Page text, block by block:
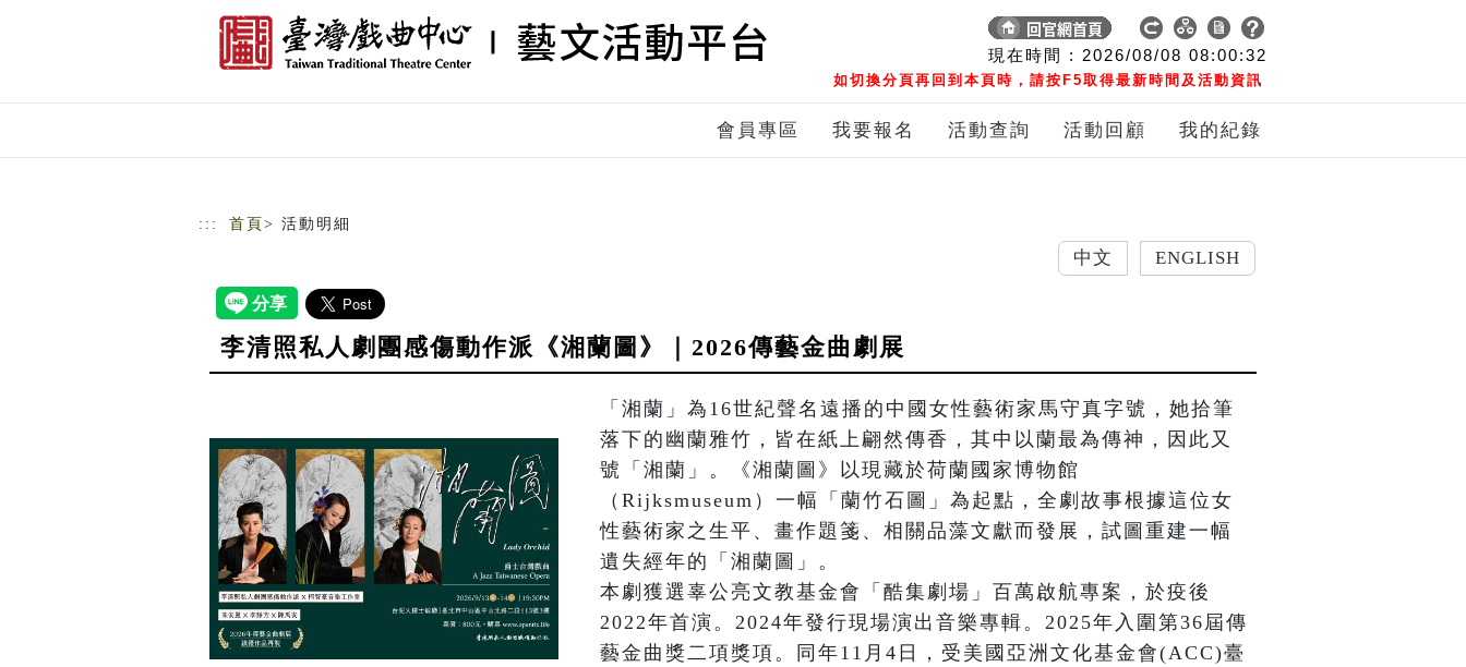
現在時間 : 2026/08/08 08:00:33
如切換分頁再回到本頁時，請按F5取得最新時間及活動資訊
會員專區 我要報名 活動查詢 活動回顧 我的紀錄
::: 首頁 > 活動明細
ENGLISH
李清照私人劇團感傷動作派《湘蘭圖》｜2026傳藝金曲劇展
「湘蘭」為16世紀聲名遠播的中國女性藝術家馬守真字號，她拾筆
落下的幽蘭雅竹，皆在紙上翩然傳香，其中以蘭最為傳神，因此又
號「湘蘭」。《湘蘭圖》以現藏於荷蘭國家博物館
（Rijksmuseum）一幅「蘭竹石圖」為起點，全劇故事根據這位女
性藝術家之生平、畫作題箋、相關品藻文獻而發展，試圖重建一幅
遺失經年的「湘蘭圖」。
本劇獲選辜公亮文教基金會「酷集劇場」百萬啟航專案，於疫後
2022年首演。2024年發行現場演出音樂專輯。2025年入圍第36屆傳
藝金曲獎二項獎項。同年11月4日，受美國亞洲文化基金會(ACC)臺